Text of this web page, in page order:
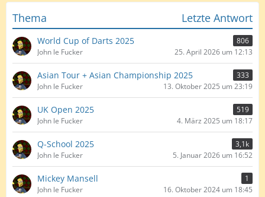
Thema Letzte Antwort
World Cup of Darts 2025
806
John le Fucker
25. April 2026 um 12:13
Asian Tour + Asian Championship 2025
333
John le Fucker
13. Oktober 2025 um 23:19
UK Open 2025
519
John le Fucker
4. März 2025 um 18:17
Q-School 2025
3,1k
John le Fucker
5. Januar 2026 um 16:52
Mickey Mansell
1
John le Fucker
16. Oktober 2024 um 18:45